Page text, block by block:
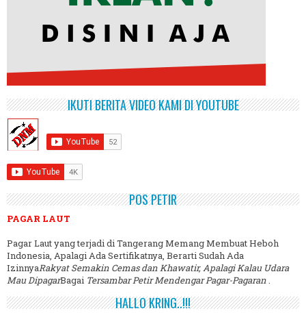
IKUTI BERITA VIDEO KAMI DI YOUTUBE
POS PETIR
PAGAR LAUT
Pagar Laut yang terjadi di Tangerang Memang Membuat Heboh
Indonesia, Apalagi Ada Sertifikatnya, Berarti Sudah Ada
IzinnyaRakyat Semakin Cemas dan Khawatir, Apalagi Kalau Udara
Mau DipagarBagai Tersambar Petir Mendengar Pagar-Pagaran.
HALLO KRING..!!!